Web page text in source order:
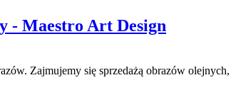
- Maestro Art Design
Zajmujemy się sprzedażą obrazów